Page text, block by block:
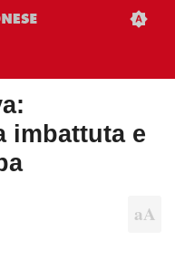
imbattuta e